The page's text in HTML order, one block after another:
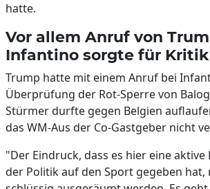
hatte.
Vor allem Anruf von
Infantino sorgte für Kritik
Trump hatte mit einem Anruf bei
Überprüfung der Rot-Sperre von
Stürmer durfte gegen Belgien
das WM-Aus der Co-Gastgeber nicht
"Der Eindruck, dass es hier eine
der Politik auf den Sport gegeben hat,